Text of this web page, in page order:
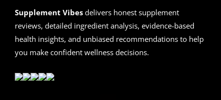
La
sobre
Control
de
la
Supplement Vibes delivers honest supplement
reviews, detailed ingredient analysis, evidence-based
health insights, and unbiased recommendations to help
you make confident wellness decisions.